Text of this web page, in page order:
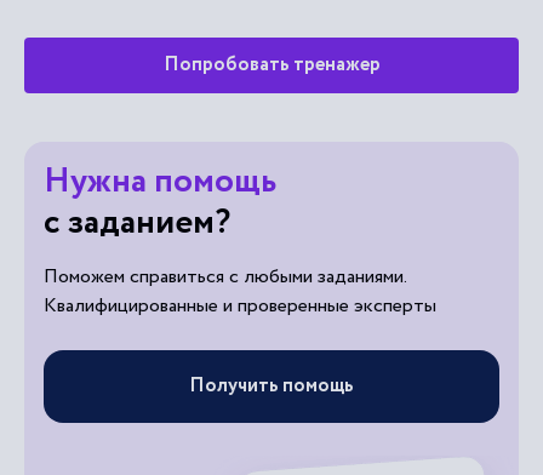
Попробовать тренажер
Нужна помощь
с заданием?
Поможем справиться с любыми заданиями.
Квалифицированные и проверенные эксперты
Получить помощь